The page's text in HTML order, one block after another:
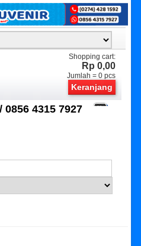
Shopping cart:
Rp 0,00
Jumlah =0 pcs
Keranjang
0856 4315 7927